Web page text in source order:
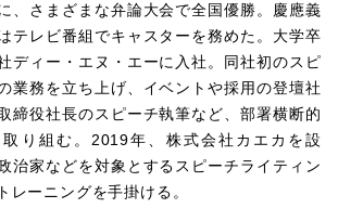
、さまざまな弁論大会で全国優勝。慶應義
テレビ番組でキャスターを務めた。大学卒
ディー・エヌ・エーに入社。同社初のスピ
業務を立ち上げ、イベントや採用の登壇社
締役社長のスピーチ執筆など、部署横断的
り組む。2019年、株式会社カエカを設
治家などを対象とするスピーチライティン
レーニングを手掛ける。